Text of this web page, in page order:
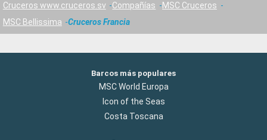
Cruceros www.cruceros.sv Compañías
MSC Cruceros
MSC Bellissima
Cruceros Francia
Barcos más populares
MSC World Europa
Icon of the Seas
Costa Toscana